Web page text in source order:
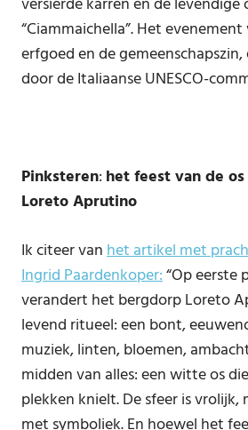
“Ciammaichella”. Het
erfgoed en de
door de Italiaanse UNESCO-
Pinksteren: het feest van de
Loreto Aprutino
Ik citeer vanhet artikel met
Ingrid Paardenkoper:“Op eerste
verandert het bergdorp Loreto
levend ritueel: een bont,
muziek, linten, bloemen,
midden van alles: een witte os
plekken knielt. De sfeer is
met symboliek. En hoewel het